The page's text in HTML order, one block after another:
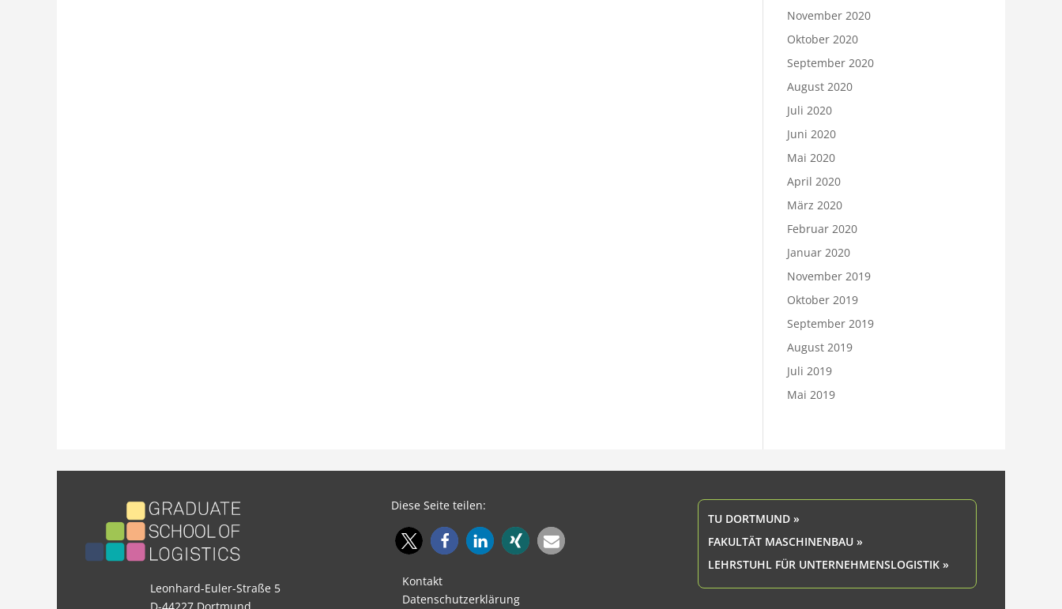
November 2020
Oktober 2020
September 2020
August 2020
Juli 2020
Juni 2020
Mai 2020
April 2020
März 2020
Februar 2020
Januar 2020
November 2019
Oktober 2019
September 2019
August 2019
Juli 2019
Mai 2019
Leonhard-Euler-Straße 5
D-44227 Dortmund
Diese Seite teilen:
Kontakt
Datenschutzerklärung
TU DORTMUND »
FAKULTÄT MASCHINENBAU »
LEHRSTUHL FÜR UNTERNEHMENSLOGISTIK »